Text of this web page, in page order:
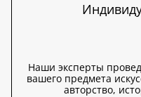
Наши эксперты
вашего предмета
авторство,